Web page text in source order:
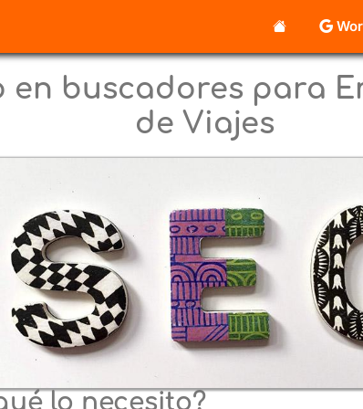
en buscadores para
de Viajes
lo necesito?